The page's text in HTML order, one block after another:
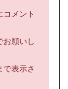
コメント
お願いし
で表示さ